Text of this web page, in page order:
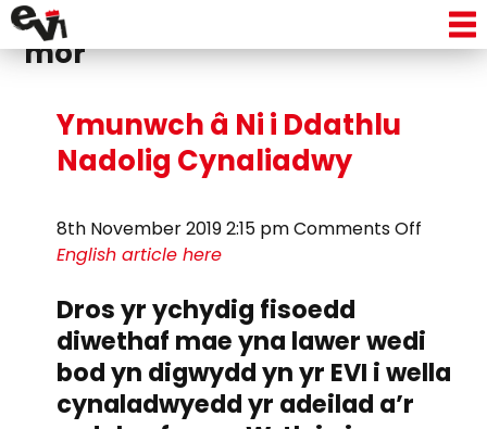
Tag Archive: gweithdai broc
môr
Ymunwch â Ni i Ddathlu
Nadolig Cynaliadwy
8th November 2019 2:15 pmComments Off
i
Nadolig
English article here
Dros yr ychydig fisoedd
diwethaf mae yna lawer wedi
bod yn digwydd yn yr EVI i wella
cynaladwyedd yr adeilad a’r